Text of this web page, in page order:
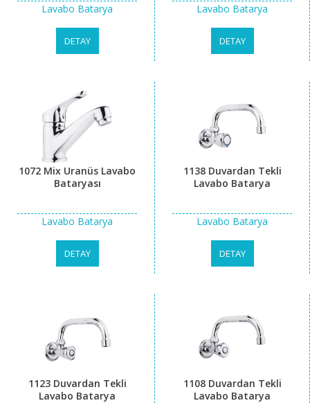
Lavabo Batarya
DETAY
Lavabo Batarya
DETAY
1072 Mix Uranüs Lavabo
Bataryası
Lavabo Batarya
DETAY
1138 Duvardan Tekli
Lavabo Batarya
Lavabo Batarya
DETAY
1123 Duvardan Tekli
Lavabo Batarya
1108 Duvardan Tekli
Lavabo Batarya